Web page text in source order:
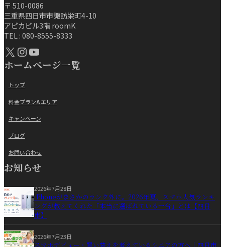
〒 510-0086
三重県四日市市諏訪栄町4-10
アピカビル3階 roomK
TEL : 080-8555-8333
X InstagramYouTube
ホームページ一覧
トップ
料金プラン&エリア
キャンペーン
ブログ
お問い合わせ
お知らせ
2026年7月28日
iPhoneがまさかのランク外に。2026年夏、スマホ人気ランキ
ングが教えてくれた「本当に選ばれている一台」とは【四日
市】
2026年7月23日
スマホデビュー・買い替えを考えているシニアの方へ｜四日市